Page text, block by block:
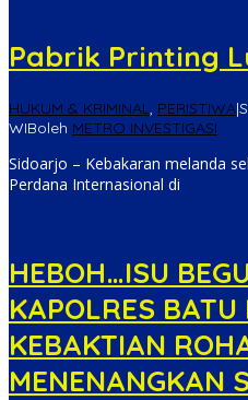
Pabrik Printing
HUKUM & KRIMINAL, PERISTIWA|
WIBoleh METRO INVESTIGASI
Sidoarjo – Kebakaran melanda
Perdana Internasional di
HEBOH…ISU
KAPOLRES
KEBAKTIAN
MENENANGKAN